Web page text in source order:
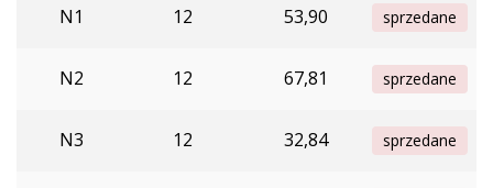
N1 12 53,90 sprzedane
N2 12 67,81 sprzedane
N3 12 32,84 sprzedane